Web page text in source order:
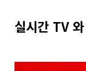
실시간 TV